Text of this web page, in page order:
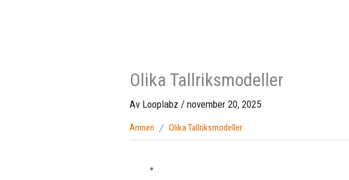
Olika Tallriksmodeller
Av Looplabz /november 20, 2025
Ämnen Olika Tallriksmodeller